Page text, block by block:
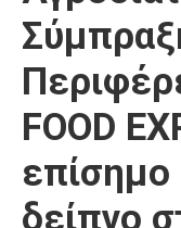
FOOD
επίσημο
δείπνο